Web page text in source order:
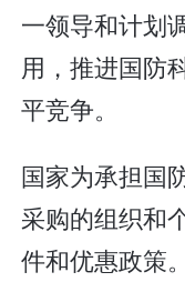
一领导和计划
用，推进国防
平竞争。
国家为承担国
采购的组织和
件和优惠政策